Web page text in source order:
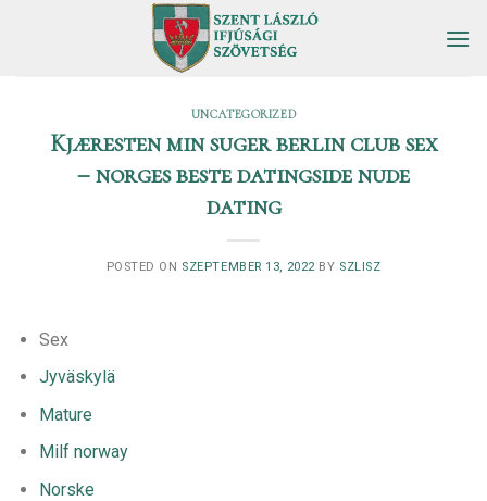
UNCATEGORIZED
Kjæresten min suger berlin club sex
– norges beste datingside nude
dating
POSTED ON SZEPTEMBER 13, 2022 BY SZLISZ
Sex
Jyväskylä
Mature
Milf norway
Norske